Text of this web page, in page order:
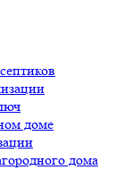
доме
дома